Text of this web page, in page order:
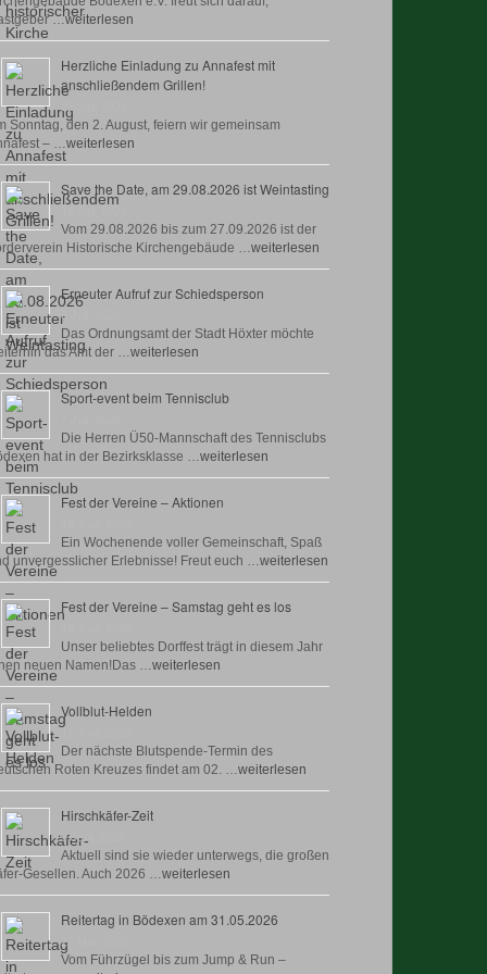
…weiterlesen
Herzliche Einladung zu Annafest mit
anschließendem Grillen!
Sonntag, den 2. August, feiern wir gemeinsam
– …weiterlesen
Save the Date, am 29.08.2026 ist Weintasting
Vom 29.08.2026 bis zum 27.09.2026 ist der
Historische Kirchengebäude …weiterlesen
Erneuter Aufruf zur Schiedsperson
8 Juli, 2026
Das Ordnungsamt der Stadt Höxter möchte
das Amt der …weiterlesen
Sport-event beim Tennisclub
Die Herren Ü50-Mannschaft des Tennisclubs
hat in der Bezirksklasse …weiterlesen
Fest der Vereine – Aktionen
Ein Wochenende voller Gemeinschaft, Spaß
unvergesslicher Erlebnisse! Freut euch …weiterlesen
Fest der Vereine – Samstag geht es los
Unser beliebtes Dorffest trägt in diesem Jahr
neuen Namen!Das …weiterlesen
Vollblut-Helden
Der nächste Blutspende-Termin des
Roten Kreuzes findet am 02. …weiterlesen
Hirschkäfer-Zeit
9 Juni, 2026
Aktuell sind sie wieder unterwegs, die großen
Gesellen. Auch 2026 …weiterlesen
Reitertag in Bödexen am 31.05.2026
27 Mai, 2026
Vom Führzügel bis zum Jump & Run –